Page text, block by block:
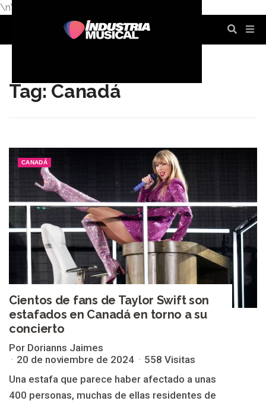
\n\n
Tag: Canadá
CANADÁ
Cientos de fans de Taylor Swift son
estafados en Canadá en torno a su
concierto
Por Dorianns Jaimes
20 de noviembre de 2024
558 Visitas
Una estafa que parece haber afectado a unas
400 personas, muchas de ellas residentes de